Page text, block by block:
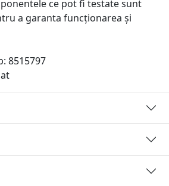
ce pot fi testate sunt
a garanta funcționarea și
8515797